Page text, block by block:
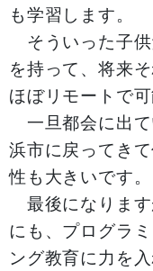
も学習します。
そういった子
を持って、将来
ほぼリモートで可
一旦都会に出
浜市に戻ってき
性も大きいです。
最後になりま
にも、プログラ
ング教育に力を